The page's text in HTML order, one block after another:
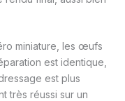
miniature, les œufs
est identique,
est plus
très réussi sur un